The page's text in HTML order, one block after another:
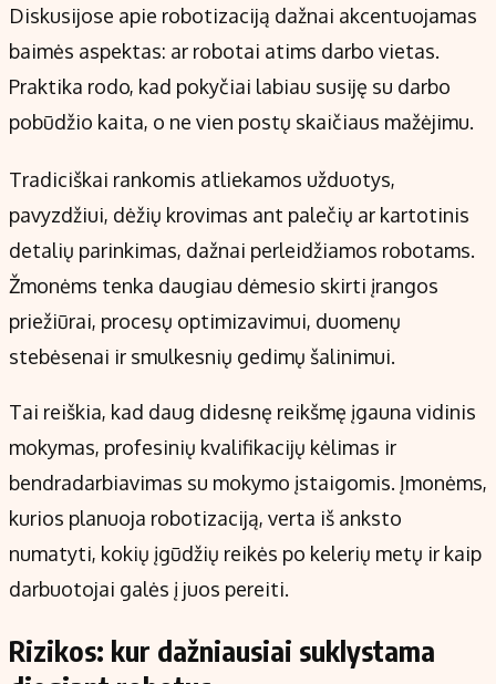
Diskusijose apie robotizaciją dažnai akcentuojamas
baimės aspektas: ar robotai atims darbo vietas.
Praktika rodo, kad pokyčiai labiau susiję su darbo
pobūdžio kaita, o ne vien postų skaičiaus mažėjimu.
Tradiciškai rankomis atliekamos užduotys,
pavyzdžiui, dėžių krovimas ant palečių ar kartotinis
detalių parinkimas, dažnai perleidžiamos robotams.
Žmonėms tenka daugiau dėmesio skirti įrangos
priežiūrai, procesų optimizavimui, duomenų
stebėsenai ir smulkesnių gedimų šalinimui.
Tai reiškia, kad daug didesnę reikšmę įgauna vidinis
mokymas, profesinių kvalifikacijų kėlimas ir
bendradarbiavimas su mokymo įstaigomis. Įmonėms,
kurios planuoja robotizaciją, verta iš anksto
numatyti, kokių įgūdžių reikės po kelerių metų ir kaip
darbuotojai galės į juos pereiti.
Rizikos: kur dažniausiai suklystama